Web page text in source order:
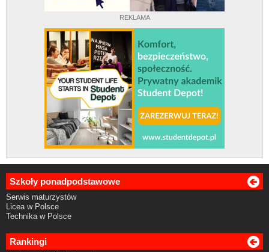
REKLAMA
Szkoły ponadpodstawowe
Serwis maturzystów
Licea w Polsce
Technika w Polsce
Rankingi